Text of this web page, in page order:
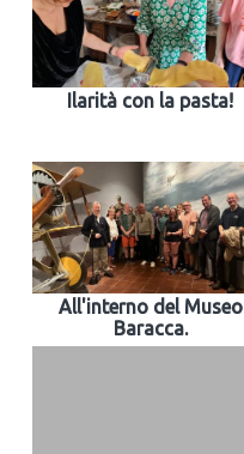
Ilarità con la pasta!
All'interno del Museo
Baracca.